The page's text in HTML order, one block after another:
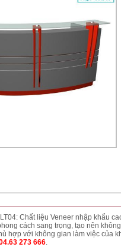
Chất liệu Veneer nhập khẩu
cách sang trọng, tạo nên
hợp với không gian làm việc của
273 666.